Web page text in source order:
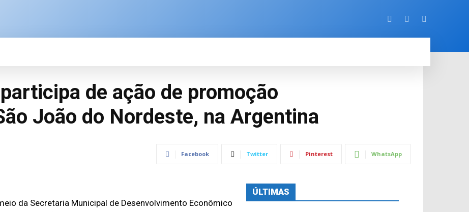
de ação de promoção
João do Nordeste, na Argentina
Facebook Twitter Pinterest WhatsApp
da Secretaria Municipal de Desenvolvimento Econômico
ÚLTIMAS